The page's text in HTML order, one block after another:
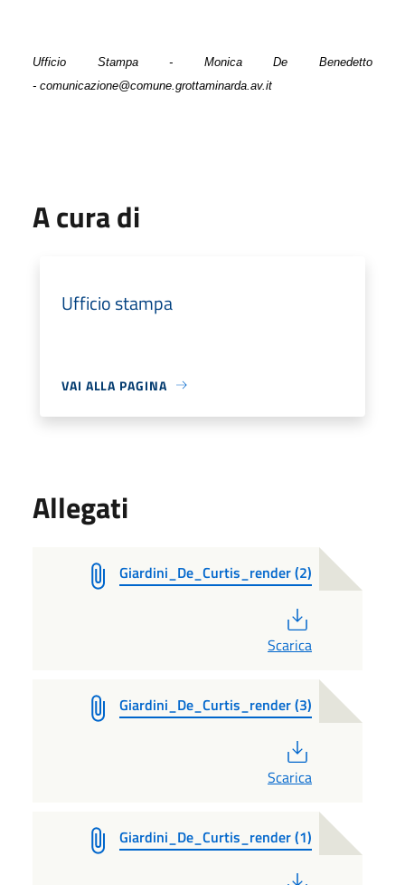
Ufficio Stampa - Monica De Benedetto
- comunicazione@comune.grottaminarda.av.it
A cura di
Ufficio stampa
VAI ALLA PAGINA
Allegati
Giardini_De_Curtis_render (2)
Scarica
Giardini_De_Curtis_render (3)
Scarica
Giardini_De_Curtis_render (1)